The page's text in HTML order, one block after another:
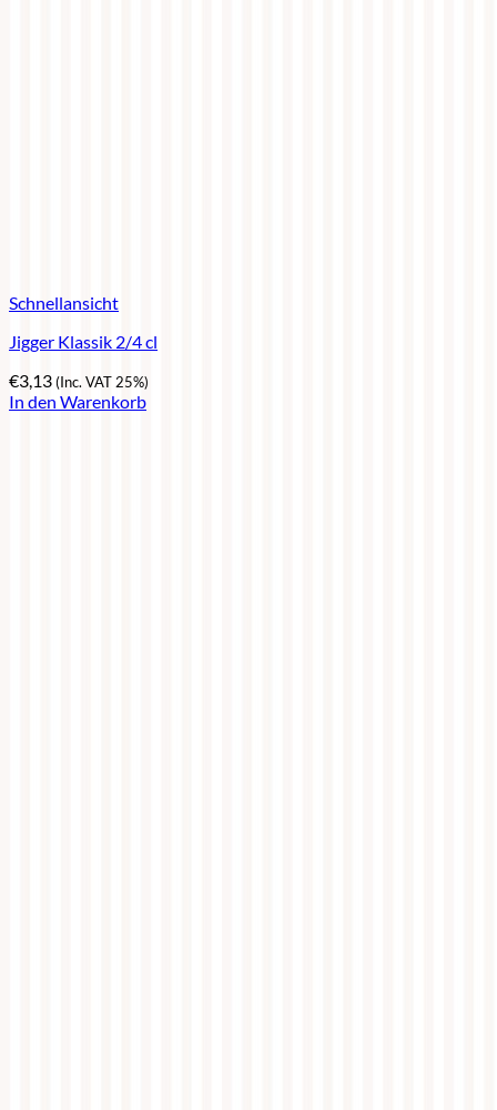
Schnellansicht
Jigger Klassik 2/4 cl
€3,13(Inc. VAT 25%)
In den Warenkorb